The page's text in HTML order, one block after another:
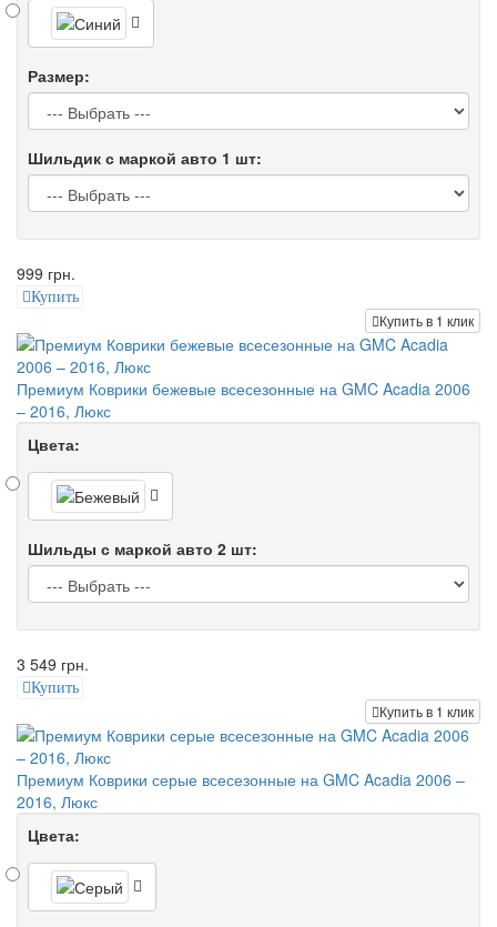
Размер:
Шильдик с маркой авто 1 шт:
999 грн.
Купить
Купить в 1 клик
Премиум Коврики бежевые всесезонные на GMC Acadia 2006
– 2016, Люкс
Цвета:
Шильды с маркой авто 2 шт:
3 549 грн.
Купить
Купить в 1 клик
Премиум Коврики серые всесезонные на GMC Acadia 2006 –
2016, Люкс
Цвета: